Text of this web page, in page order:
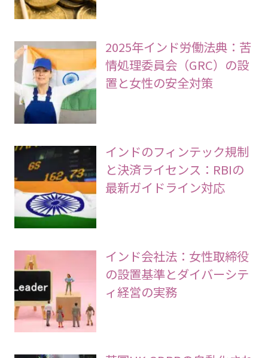
2025年インド労働法典：苦
情処理委員会（GRC）の設
置と女性の安全対策
インドのフィンテック規制
と決済ライセンス：RBIの
最新ガイドライン対応
インド会社法：女性取締役
の設置基準とダイバーシテ
ィ経営の実務